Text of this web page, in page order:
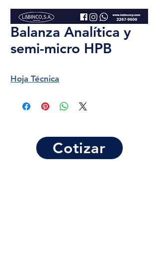
Balanza Analítica y
semi-micro HPB
Hoja Técnica
Cotizar